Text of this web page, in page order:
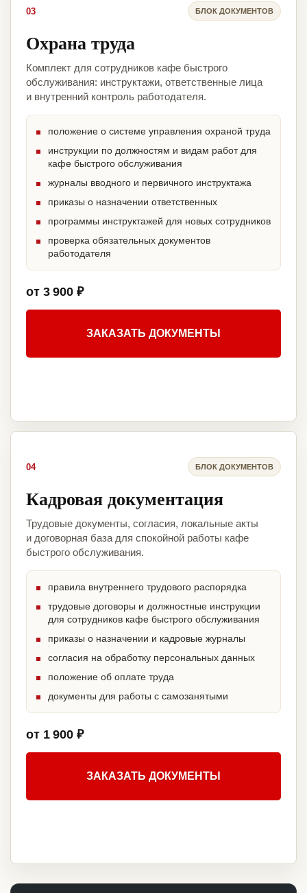
03 БЛОК ДОКУМЕНТОВ
Охрана труда
Комплект для сотрудников кафе быстрого
обслуживания: инструктажи, ответственные лица
и внутренний контроль работодателя.
положение о системе управления охраной труда
инструкции по должностям и видам работ для
кафе быстрого обслуживания
журналы вводного и первичного инструктажа
приказы о назначении ответственных
программы инструктажей для новых сотрудников
проверка обязательных документов
работодателя
от 3 900 ₽
ЗАКАЗАТЬ ДОКУМЕНТЫ
04 БЛОК ДОКУМЕНТОВ
Кадровая документация
Трудовые документы, согласия, локальные акты
и договорная база для спокойной работы кафе
быстрого обслуживания.
правила внутреннего трудового распорядка
трудовые договоры и должностные инструкции
для сотрудников кафе быстрого обслуживания
приказы о назначении и кадровые журналы
согласия на обработку персональных данных
положение об оплате труда
документы для работы с самозанятыми
от 1 900 ₽
ЗАКАЗАТЬ ДОКУМЕНТЫ